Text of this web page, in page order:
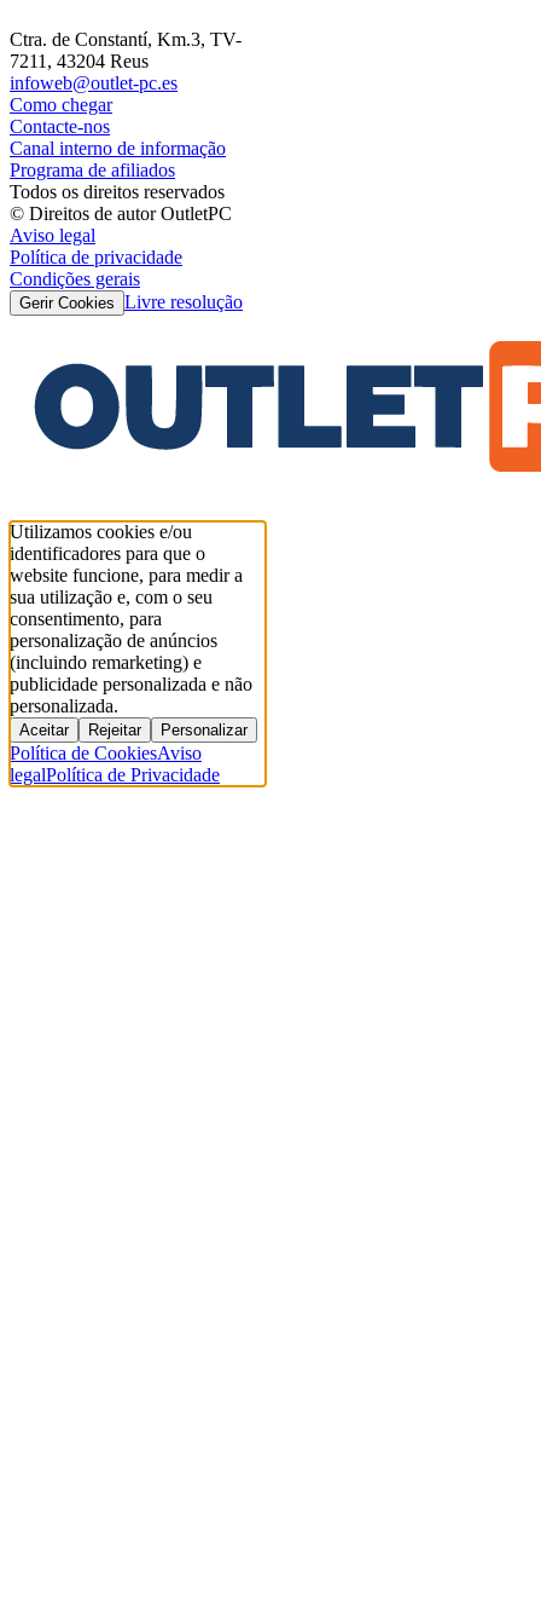
Ctra. de Constantí, Km.3, TV-
7211, 43204 Reus
infoweb@outlet-pc.es
Como chegar
Contacte-nos
Canal interno de informação
Programa de afiliados
Todos os direitos reservados
© Direitos de autor OutletPC
Aviso legal
Política de privacidade
Condições gerais
Gerir Cookies Livre resolução
Utilizamos cookies e/ou
identificadores para que o
website funcione, para medir a
sua utilização e, com o seu
consentimento, para
personalização de anúncios
(incluindo remarketing) e
publicidade personalizada e não
personalizada.
Aceitar Rejeitar Personalizar
Política de CookiesAviso
legalPolítica de Privacidade